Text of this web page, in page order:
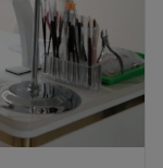
deiner Nähe?
Linz wie für
deine
Beratung